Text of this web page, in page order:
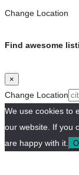
Change Location
Find awesome
×
Change Location
We use cookies to
our website. If you
are happy with it.